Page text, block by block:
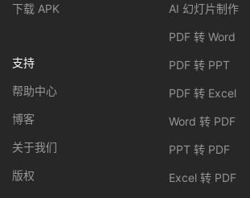
下载 APK
支持
帮助中心
博客
关于我们
版权
AI 幻灯片制作
PDF 转 Word
PDF 转 PPT
PDF 转 Excel
Word 转 PDF
PPT 转 PDF
Excel 转 PDF